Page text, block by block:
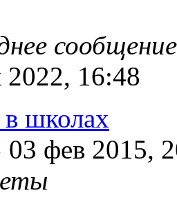
2022, 16:48
школах
03 фев 2015,